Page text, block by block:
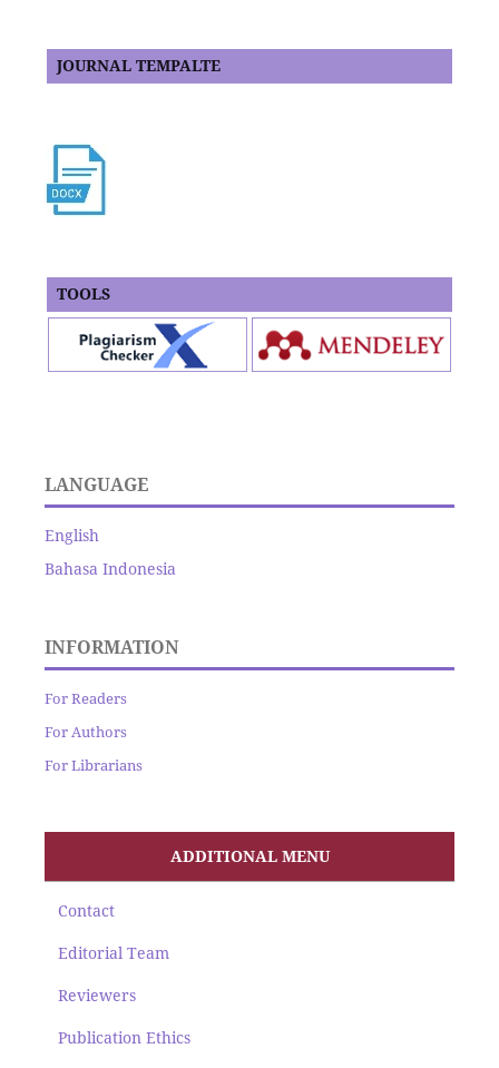
JOURNAL TEMPALTE
TOOLS
LANGUAGE
English
Bahasa Indonesia
INFORMATION
For Readers
For Authors
For Librarians
ADDITIONAL MENU
Contact
Editorial Team
Reviewers
Publication Ethics